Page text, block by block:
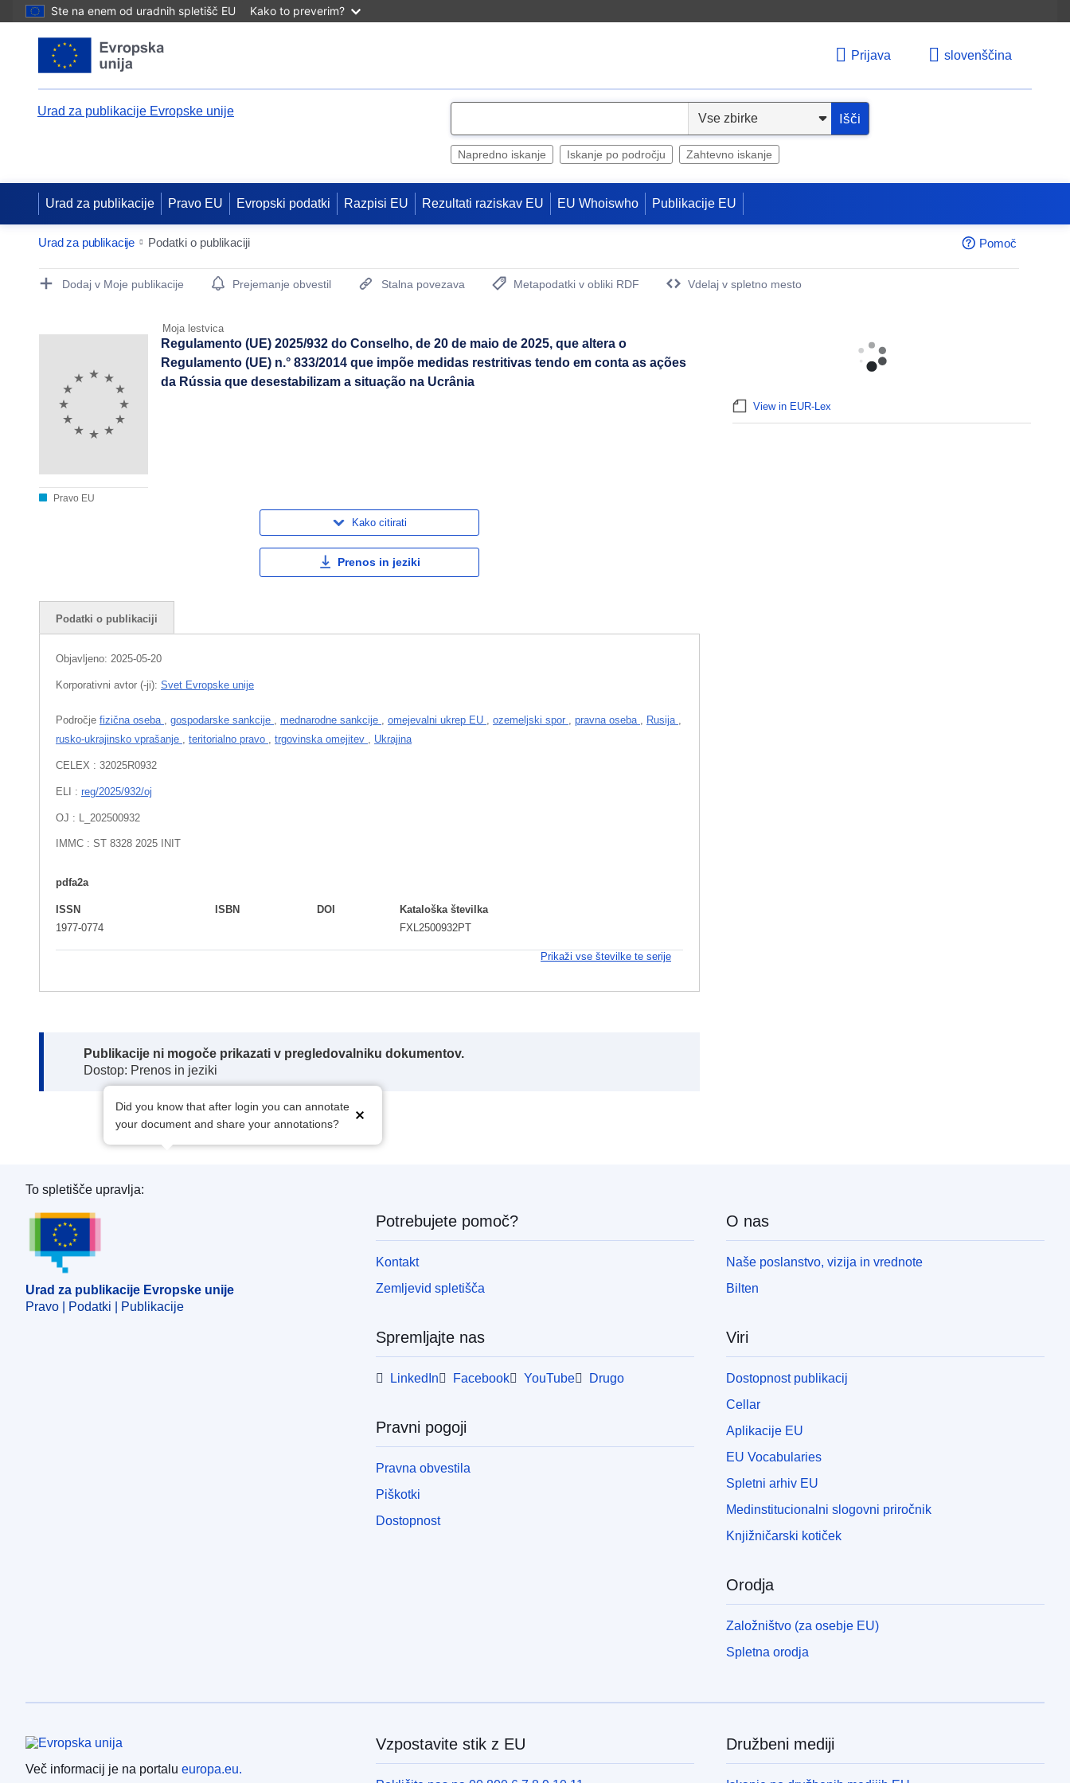
Ste na enem od uradnih spletišč EU Kako to preverim?
Prijava slovenščina
Urad za publikacije Evropske unije
e
Išči
Napredno iskanje Iskanje po področju Zahtevno iskanje
Urad za publikacije Pravo EU Evropski podatki Razpisi EU Rezultati raziskav EU EU Whoiswho Publikacije EU
Urad za publikacije Podatki o publikaciji Pomoč
Publication Detail Actions Portlet
Dodaj v Moje publikacije Prejemanje obvestil Stalna povezava
Metapodatki v obliki RDF
Vdelaj v spletno mesto
Moja lestvica
Pravo EU
Regulamento (UE) 2025/932 do Conselho, de 20 de maio de 2025, que altera o
Regulamento (UE) n.° 833/2014 que impõe medidas restritivas tendo em conta as ações
da Rússia que desestabilizam a situação na Ucrânia
Kako citirati
Prenos in jeziki
Podatki o publikaciji
Objavljeno: 2025-05-20
Korporativni avtor (-ji): Svet Evropske unije
Področje fizična oseba gospodarske sankcije mednarodne sankcije omejevalni ukrep EU ozemeljski spor pravna oseba Rusija
rusko-ukrajinsko vprašanje
teritorialno pravo trgovinska omejitev Ukrajina
CELEX : 32025R0932
ELI : reg/2025/932/oj
OJ : L_202500932
IMMC : ST 8328 2025 INIT
pdfa2a
ISSN
1977-0774
ISBN DOI
Kataloška številka
FXL2500932PT
Prikaži vse številke te serije
Note:
Publikacije ni mogoče prikazati v pregledovalniku dokumentov.
Dostop: Prenos in jeziki
Did you know that after login you can annotate
your document and share your annotations?
View in EUR-Lex
Urad za publikacije Evropske unije
To spletišče upravlja:
Urad za publikacije Evropske unije
Pravo | Podatki | Publikacije
Potrebujete pomoč?
Kontakt
Zemljevid spletišča
Spremljajte nas
LinkedIn Facebook YouTube Drugo
Pravni pogoji
Pravna obvestila
Piškotki
Dostopnost
O nas
Naše poslanstvo, vizija in vrednote
Bilten
Viri
Dostopnost publikacij
Cellar
Aplikacije EU
EU Vocabularies
Spletni arhiv EU
Medinstitucionalni slogovni priročnik
Knjižničarski kotiček
Orodja
Založništvo (za osebje EU)
Spletna orodja
Evropska unija
Več informacij je na portalu europa.eu.
Vzpostavite stik z EU Družbeni mediji